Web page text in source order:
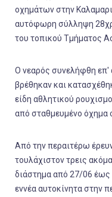
οχημάτων στην
αυτόφωρη σύλληψη
του τοπικού Τμήματος
Ο νεαρός συνελήφθη
βρέθηκαν και
είδη αθλητικού
από σταθμευμένο όχημα
Από την περαιτέρω
τουλάχιστον τρεις
διάστημα από 27/06 έως
εννέα αυτοκίνητα στην